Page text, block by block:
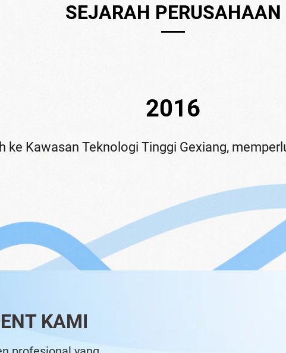
SEJARAH PERUSAHAAN
2017
mesin cetak gelas plastik, yang kemudian
KAMI